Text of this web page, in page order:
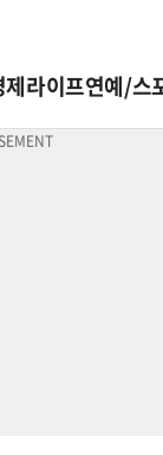
제라이프연예/스